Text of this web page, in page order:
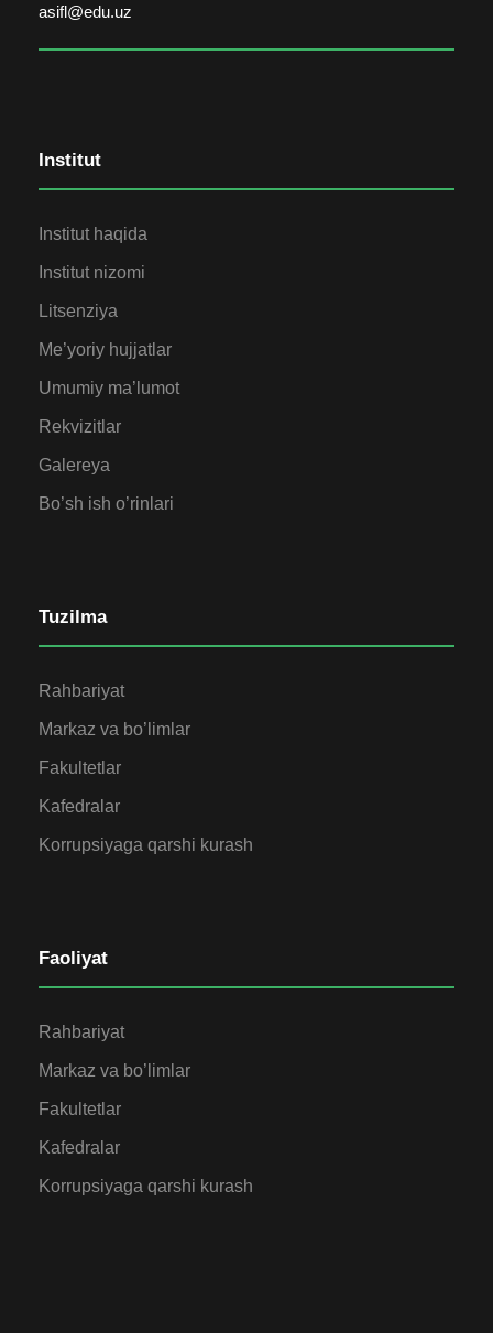
asifl@edu.uz
Institut
Institut haqida
Institut nizomi
Litsenziya
Me’yoriy hujjatlar
Umumiy ma’lumot
Rekvizitlar
Galereya
Bo’sh ish o’rinlari
Tuzilma
Rahbariyat
Markaz va bo’limlar
Fakultetlar
Kafedralar
Korrupsiyaga qarshi kurash
Faoliyat
Rahbariyat
Markaz va bo’limlar
Fakultetlar
Kafedralar
Korrupsiyaga qarshi kurash